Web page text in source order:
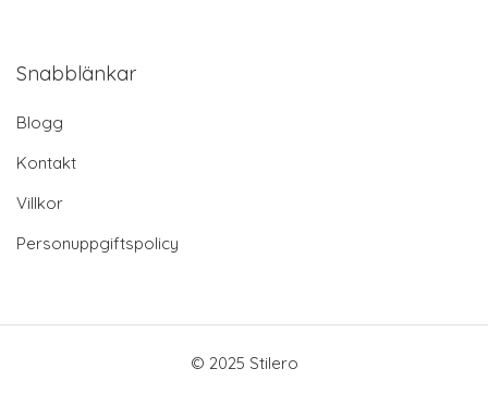
Snabblänkar
Blogg
Kontakt
Villkor
Personuppgiftspolicy
© 2025 Stilero